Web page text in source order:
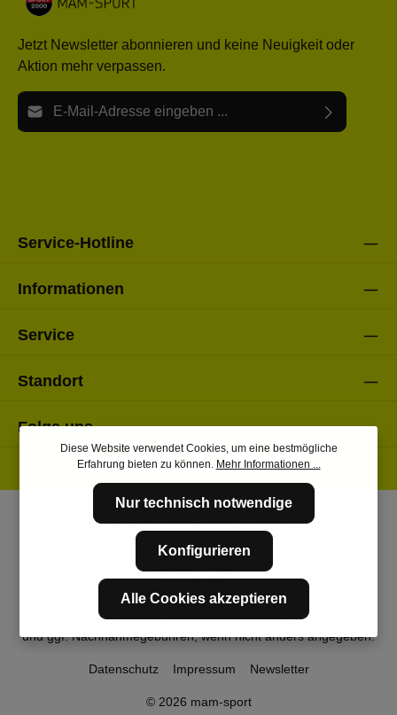
Jetzt Newsletter abonnieren und keine Neuigkeit oder
Aktion mehr verpassen.
E-Mail-Adresse*
Service-Hotline
Informationen
Service
Standort
Folge uns
* Alle Preise inkl. gesetzl. Mehrwertsteuer zzgl.Versandkosten
und ggf. Nachnahmegebühren, wenn nicht anders angegeben.
© 2026 mam-sport
Datenschutz Impressum Newsletter
Diese Website verwendet Cookies, um eine bestmögliche
Erfahrung bieten zu können. Mehr Informationen ...
Nur technisch notwendige
Konfigurieren
Alle Cookies akzeptieren